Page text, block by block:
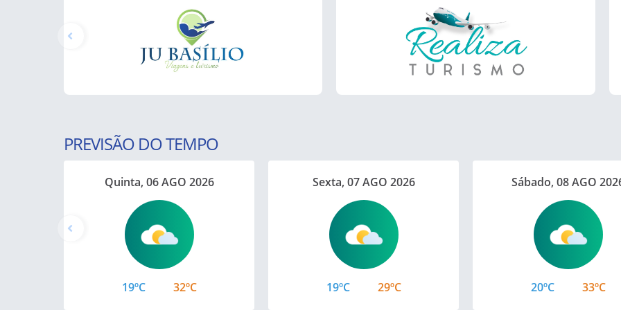
PREVISÃO DO TEMPO
Quinta, 06 AGO 2026
19ºC 32ºC
Sexta, 07 AGO 2026
19ºC 29ºC
Sábado, 08 AGO
20ºC 33ºC